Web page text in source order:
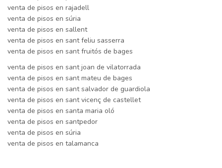
venta de pisos en rajadell
venta de pisos en súria
venta de pisos en sallent
venta de pisos en sant feliu sasserra
venta de pisos en sant fruitós de bages
venta de pisos en sant joan de vilatorrada
venta de pisos en sant mateu de bages
venta de pisos en sant salvador de guardiola
venta de pisos en sant vicenç de castellet
venta de pisos en santa maria oló
venta de pisos en santpedor
venta de pisos en súria
venta de pisos en talamanca